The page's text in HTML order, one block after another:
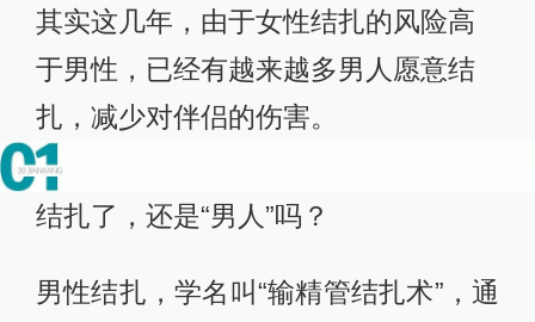
其实这几年，由于女性结扎的风险高
于男性，已经有越来越多男人愿意结
扎，减少对伴侣的伤害。
结扎了，还是“男人”吗？
男性结扎，学名叫“输精管结扎术”，通